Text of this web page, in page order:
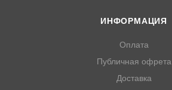
ИНФОРМАЦИЯ
Оплата
Публичная офрета
Доставка